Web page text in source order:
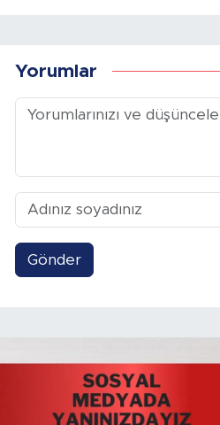
Yorumlar
Gönder